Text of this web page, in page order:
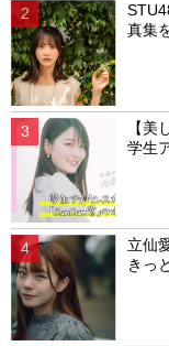
真集
【美
学生
立仙
きっ